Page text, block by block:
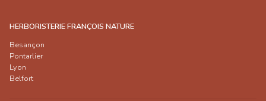
HERBORISTERIE FRANÇOIS NATURE
Besançon
Pontarlier
Lyon
Belfort